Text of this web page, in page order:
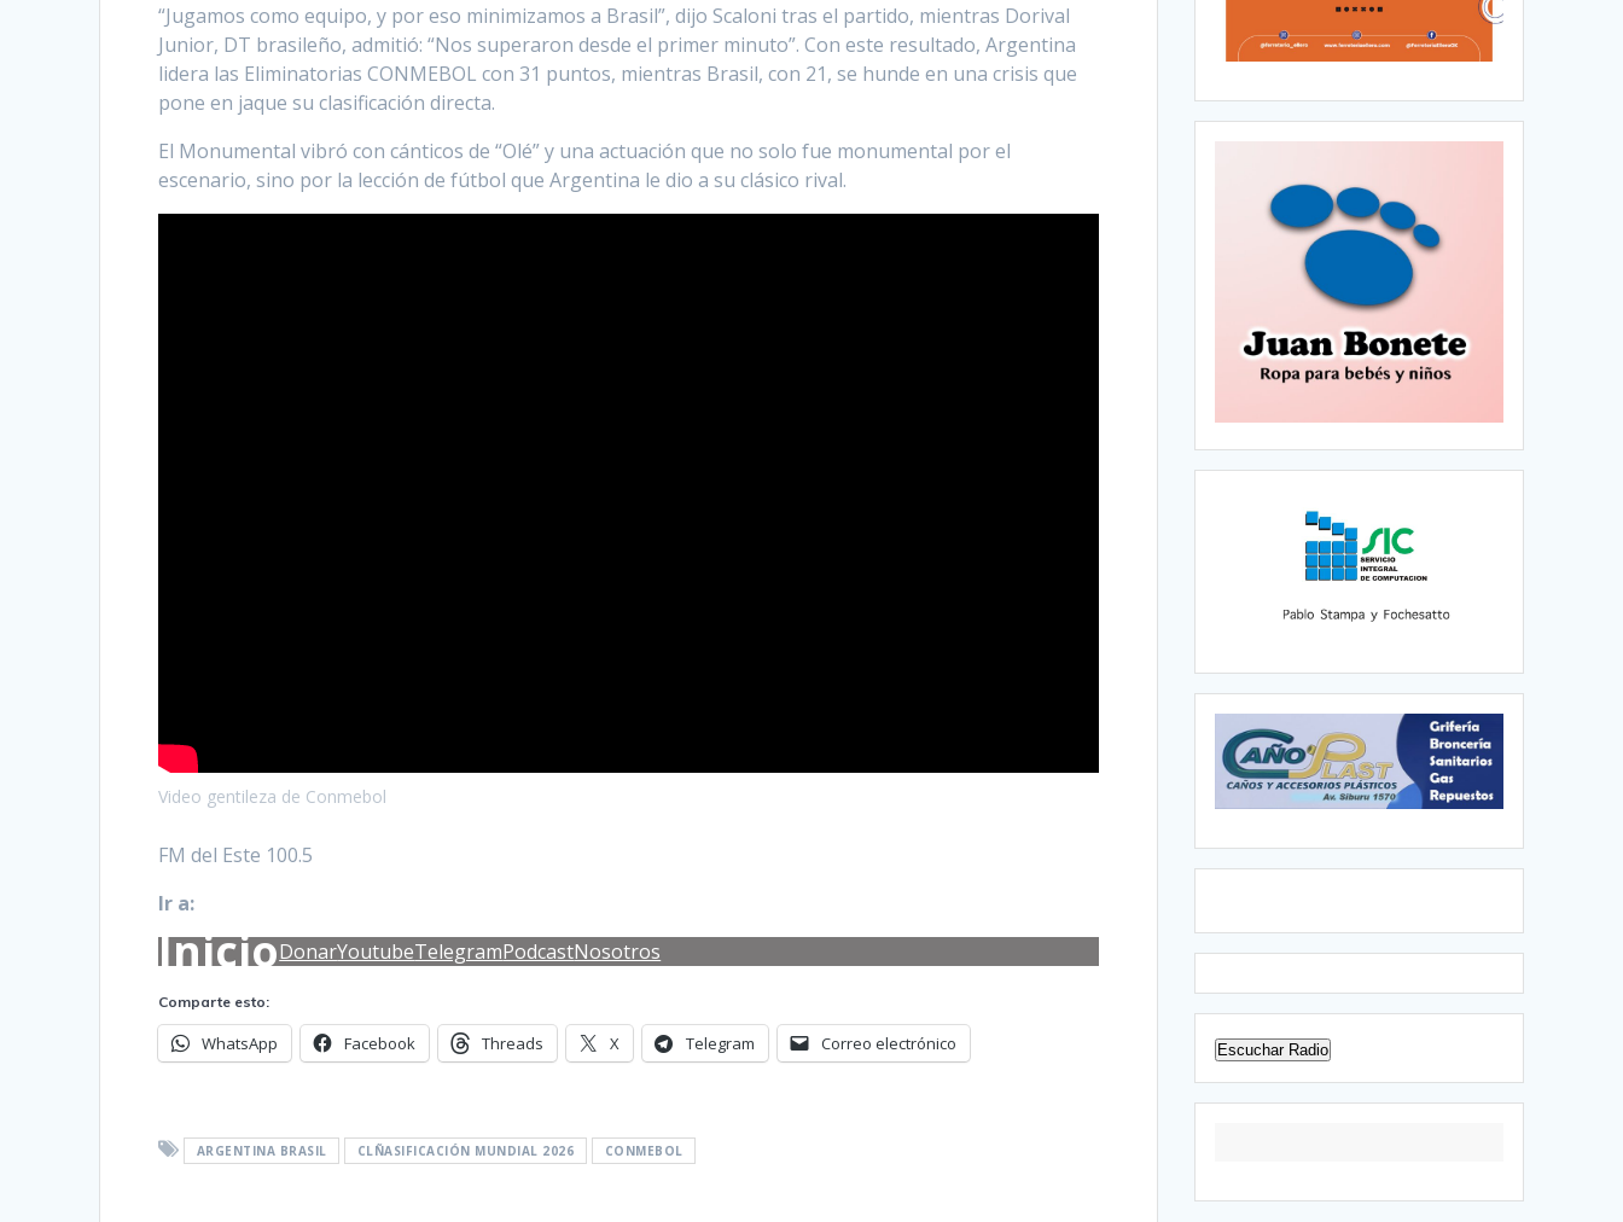
“Jugamos como equipo, y por eso minimizamos a Brasil”, dijo Scaloni tras el partido, mientras Dorival
Junior, DT brasileño, admitió: “Nos superaron desde el primer minuto”. Con este resultado, Argentina
lidera las Eliminatorias CONMEBOL con 31 puntos, mientras Brasil, con 21, se hunde en una crisis que
pone en jaque su clasificación directa.
El Monumental vibró con cánticos de “Olé” y una actuación que no solo fue monumental por el
escenario, sino por la lección de fútbol que Argentina le dio a su clásico rival.
Video gentileza de Conmebol
FM del Este 100.5
Ir a:
InicioDonarYoutubeTelegramPodcastNosotros
Comparte esto:
WhatsApp Facebook Threads X Telegram Correo electrónico
ARGENTINA BRASIL CLÑASIFICACIÓN MUNDIAL 2026 CONMEBOL
Escuchar Radio